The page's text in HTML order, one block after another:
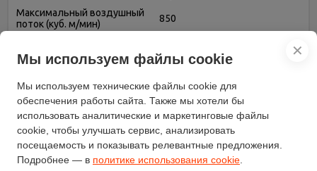
Максимальный воздушный
поток (куб. м/мин)
850
управления
выключения
Тип хладагента
R 410A
Фаза
однофазный
Регулировка скорости
вращения вентилятора
есть
✕
Мы используем файлы cookie
Мы используем технические файлы cookie для
обеспечения работы сайта. Также мы хотели бы
использовать аналитические и маркетинговые файлы
cookie, чтобы улучшать сервис, анализировать
посещаемость и показывать релевантные предложения.
Подробнее — в политике использования cookie